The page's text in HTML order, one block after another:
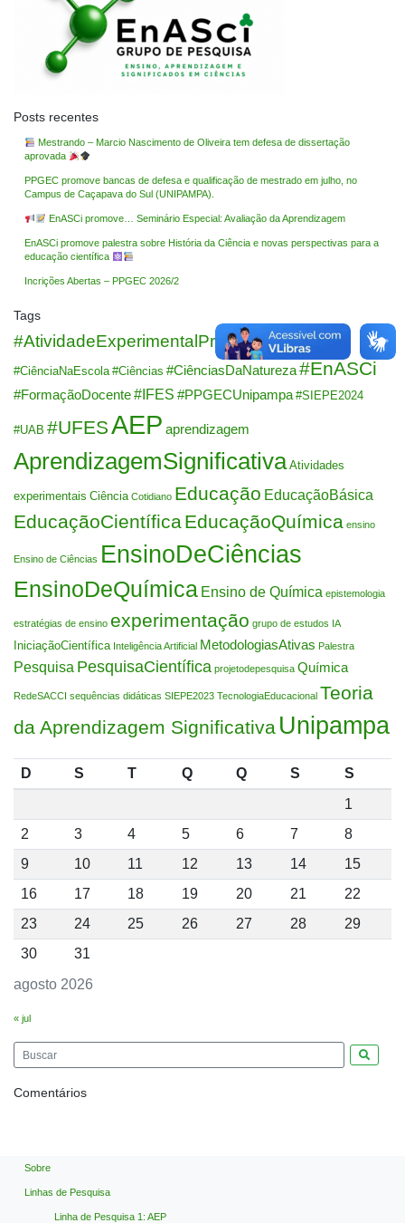
Posts recentes
Mestrando – Marcio Nascimento de Oliveira tem defesa de dissertação
aprovada
PPGEC promove bancas de defesa e qualificação de mestrado em julho, no
Campus de Caçapava do Sul (UNIPAMPA).
EnASCi promove… Seminário Especial: Avaliação da Aprendizagem
EnASCi promove palestra sobre História da Ciência e novas perspectivas para a
educação científica
Incrições Abertas – PPGEC 2026/2
Tags
#AtividadeExperimentalProblematizada
#CiênciaNaEscola #Ciências #CiênciasDaNatureza#EnASCi
#FormaçãoDocente#IFES #PPGECUnipampa #SIEPE2024
#UAB #UFESAEP aprendizagem
AprendizagemSignificativa Atividades
experimentais Ciência Cotidiano Educação EducaçãoBásica
EducaçãoCientíficaEducaçãoQuímica ensino
Ensino de Ciências EnsinoDeCiências
EnsinoDeQuímica Ensino de Química epistemologia
estratégias de ensino experimentação grupo de estudos IA
IniciaçãoCientífica Inteligência Artificial MetodologiasAtivas Palestra
Pesquisa PesquisaCientífica projetodepesquisa Química
RedeSACCI sequências didáticas SIEPE2023 TecnologiaEducacional Teoria
da Aprendizagem Significativa Unipampa
agosto 2026
D S T Q Q S
S
1
2
3 4 5 6 7
8
9
10 11 12 13 14
15
16
17 18 19 20 21
22
23
24 25 26 27 28
29
30
31
« jul
Comentários
Sobre
Linhas de Pesquisa
Linha de Pesquisa 1: AEP